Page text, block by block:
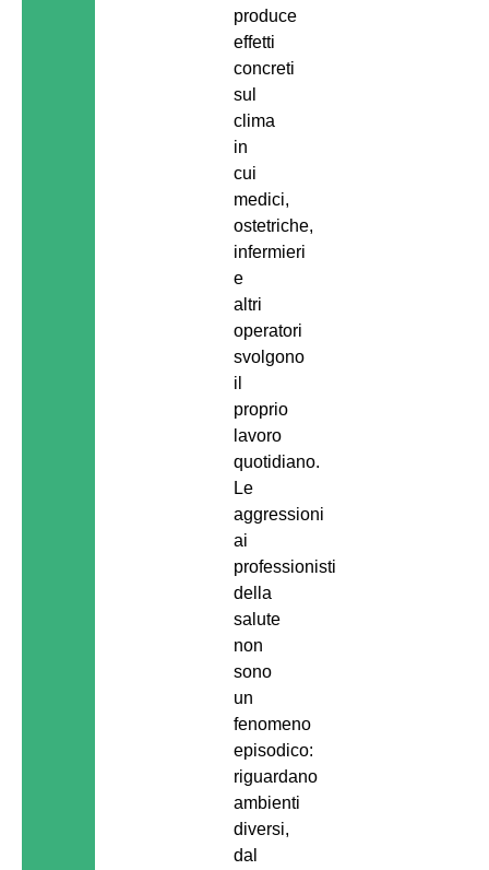
produce
effetti
concreti
sul
clima
in
cui
medici,
ostetriche,
infermieri
e
altri
operatori
svolgono
il
proprio
lavoro
quotidiano.
Le
aggressioni
ai
professionisti
della
salute
non
sono
un
fenomeno
episodico:
riguardano
ambienti
diversi,
dal